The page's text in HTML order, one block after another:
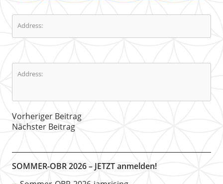
Address:
Address:
Vorheriger Beitrag
Nächster Beitrag
SOMMER-OBR 2026 – JETZT anmelden!